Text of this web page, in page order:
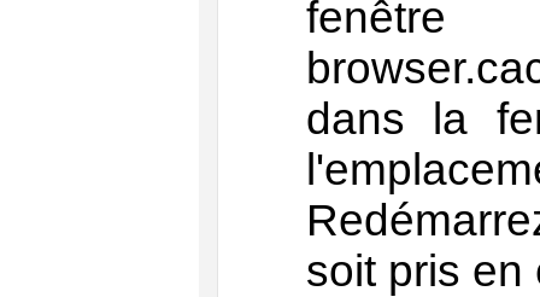
dans la
soit pris en